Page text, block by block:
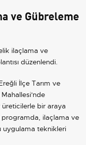
ve Gübreleme
ilaçlama ve
düzenlendi.
İlçe Tarım ve
Mahallesi'nde
bir araya
ilaçlama ve
uygulama teknikleri